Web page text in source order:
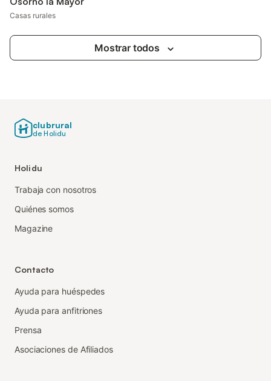
Casas rurales
Mostrar todos
clubrural
de Holidu
Holidu
Trabaja con nosotros
Quiénes somos
Magazine
Contacto
Ayuda para huéspedes
Ayuda para anfitriones
Prensa
Asociaciones de Afiliados